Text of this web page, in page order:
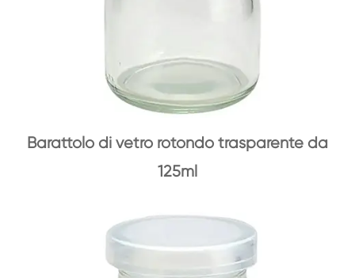
Barattolo di vetro rotondo trasparente da
125ml